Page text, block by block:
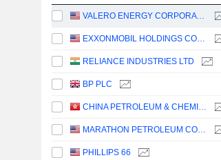
VALERO ENERGY CORPORATION
EXXONMOBIL HOLDINGS CORPORATION
RELIANCE INDUSTRIES LTD
BP PLC
CHINA PETROLEUM & CHEMICAL CORPORATION
MARATHON PETROLEUM CORPORATION
PHILLIPS 66